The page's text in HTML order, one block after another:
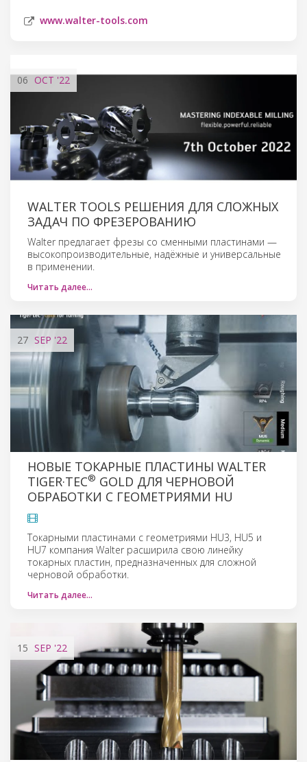
www.walter-tools.com
06 OCT '22
WALTER TOOLS РЕШЕНИЯ ДЛЯ СЛОЖНЫХ
ЗАДАЧ ПО ФРЕЗЕРОВАНИЮ
Walter предлагает фрезы со сменными пластинами —
высокопроизводительные, надёжные и универсальные
в применении.
Читать далее…
27 SEP '22
НОВЫЕ ТОКАРНЫЕ ПЛАСТИНЫ WALTER
TIGER·TEC® GOLD ДЛЯ ЧЕРНОВОЙ
ОБРАБОТКИ С ГЕОМЕТРИЯМИ HU
Токарными пластинами с геометриями HU3, HU5 и
HU7 компания Walter расширила свою линейку
токарных пластин, предназначенных для сложной
черновой обработки.
Читать далее…
15 SEP '22